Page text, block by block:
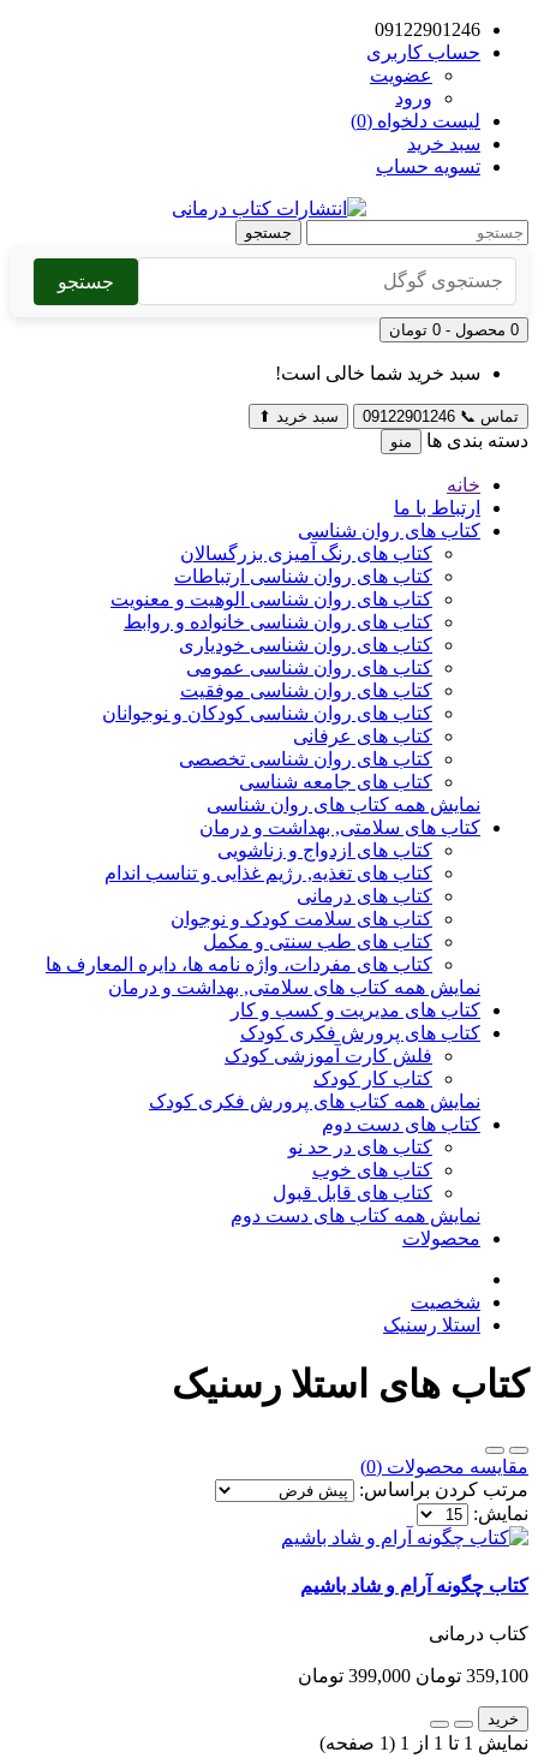
09122901246
حساب کاربری
عضویت
ورود
لیست دلخواه (0)
سبد خرید
تسویه حساب
جستجو
جستجو
0 محصول - 0 تومان
سبد خرید شما خالی است!
تماس 📞
09122901246 سبد خرید ⬆
دسته بندی ها منو
خانه
ارتباط با ما
کتاب های روان شناسی
کتاب های رنگ آمیزی بزرگسالان
کتاب های روان شناسی ارتباطات
کتاب های روان شناسی الوهیت و معنویت
کتاب های روان شناسی خانواده و روابط
کتاب های روان شناسی خودیاری
کتاب های روان شناسی عمومی
کتاب های روان شناسی موفقیت
کتاب های روان شناسی کودکان و نوجوانان
کتاب های عرفانی
کتاب های روان شناسی تخصصی
کتاب های جامعه شناسی
نمایش همه کتاب های روان شناسی
کتاب های سلامتی, بهداشت و درمان
کتاب های ازدواج و زناشویی
کتاب های تغذیه, رژیم غذایی و تناسب اندام
کتاب های درمانی
کتاب های سلامت کودک و نوجوان
کتاب های طب سنتی و مکمل
کتاب های مفردات، واژه نامه ها، دایره المعارف ها
نمایش همه کتاب های سلامتی, بهداشت و درمان
کتاب های مدیریت و کسب و کار
کتاب های پرورش فکری کودک
فلش کارت آموزشی کودک
کتاب کار کودک
نمایش همه کتاب های پرورش فکری کودک
کتاب های دست دوم
کتاب های در حد نو
کتاب های خوب
کتاب های قابل قبول
نمایش همه کتاب های دست دوم
محصولات
شخصیت
استلا رسنیک
کتاب های استلا رسنیک
مقایسه محصولات (0)
مرتب کردن براساس:
نمایش:
کتاب چگونه آرام و شاد باشیم
کتاب درمانی
359,100 تومان 399,000 تومان
خرید
نمایش 1 تا 1 از 1 (1 صفحه)